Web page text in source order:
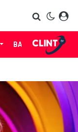
BABES LIFE